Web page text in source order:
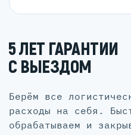
5 ЛЕТ ГАРАНТИИ
С ВЫЕЗДОМ
Берём все
расходы на себя.
обрабатываем и